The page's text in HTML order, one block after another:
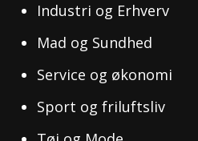
Industri og Erhverv
Mad og Sundhed
Service og økonomi
Sport og friluftsliv